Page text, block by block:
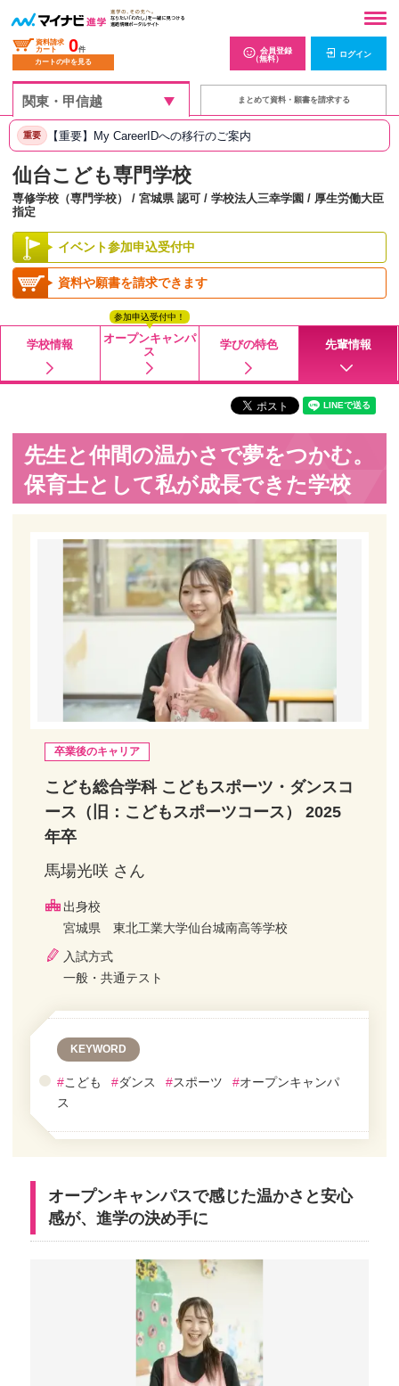
資料請求
カート
0件
カートの中を見る
会員登録
（無料）
ログイン
まとめて資料・願書を請求する
重要 【重要】My CareerIDへの移行のご案内
仙台こども専門学校
専修学校（専門学校） / 宮城県 認可 / 学校法人三幸学園 / 厚生労働大臣
指定
イベント参加申込受付中
資料や願書を請求できます
学校情報
オープンキャンパ
ス
参加申込受付中！
学びの特色 先輩情報
先生と仲間の温かさで夢をつかむ。
保育士として私が成長できた学校
卒業後のキャリア
こども総合学科 こどもスポーツ・ダンスコ
ース（旧：こどもスポーツコース） 2025
年卒
馬場光咲 さん
出身校
宮城県 東北工業大学仙台城南高等学校
入試方式
一般・共通テスト
KEYWORD
#こども #ダンス #スポーツ #オープンキャンパ
ス
オープンキャンパスで感じた温かさと安心
感が、進学の決め手に